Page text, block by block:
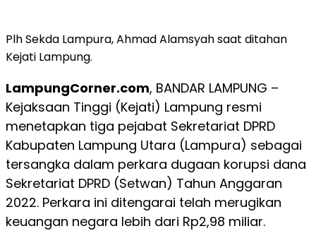
Plh Sekda Lampura, Ahmad Alamsyah saat ditahan
Kejati Lampung.
LampungCorner.com, BANDAR LAMPUNG –
Kejaksaan Tinggi (Kejati) Lampung resmi
menetapkan tiga pejabat Sekretariat DPRD
Kabupaten Lampung Utara (Lampura) sebagai
tersangka dalam perkara dugaan korupsi dana
Sekretariat DPRD (Setwan) Tahun Anggaran
2022. Perkara ini ditengarai telah merugikan
keuangan negara lebih dari Rp2,98 miliar.